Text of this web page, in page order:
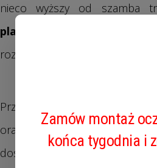
nieco wyższy od szamba
plastikowego
to po paru
rozwiązanie ekonomiczne i w
Przyjeżdżamy do klienta i
oraz oceniamy cechy gruntu.
dostarczeniu wszystkich
Zamów montaż
końca tygodnia i